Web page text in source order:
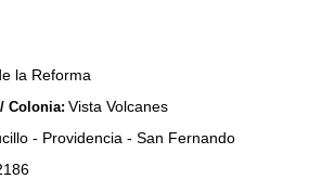
la Reforma
Colonia: Vista Volcanes
- Providencia - San Fernando